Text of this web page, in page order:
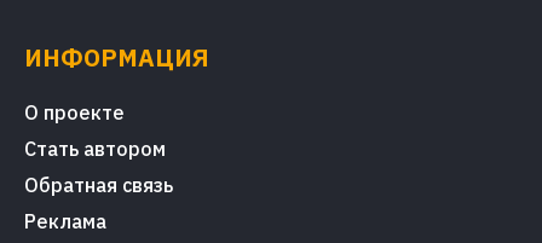
ИНФОРМАЦИЯ
О проекте
Стать автором
Обратная связь
Реклама